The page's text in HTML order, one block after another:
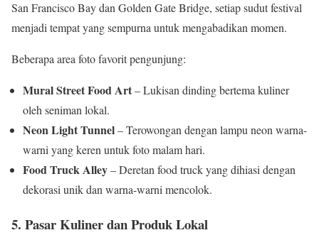
San Francisco Bay dan Golden Gate Bridge, setiap sudut festival
menjadi tempat yang sempurna untuk mengabadikan momen.
Beberapa area foto favorit pengunjung:
Mural Street Food Art– Lukisan dinding bertema kuliner
oleh seniman lokal.
Neon Light Tunnel– Terowongan dengan lampu neon warna-
warni yang keren untuk foto malam hari.
Food Truck Alley– Deretan food truck yang dihiasi dengan
dekorasi unik dan warna-warni mencolok.
5. Pasar Kuliner dan Produk Lokal